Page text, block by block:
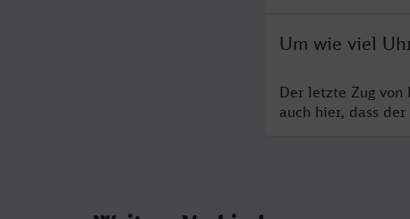
Um wie viel
Der letzte Zug
auch hier, dass